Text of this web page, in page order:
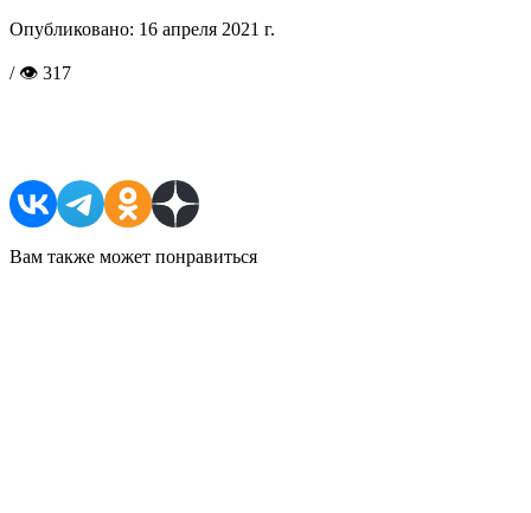
Опубликовано: 16 апреля 2021 г.
/ 👁 317
Вам также может понравиться